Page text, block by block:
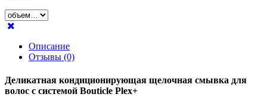
Описание
Отзывы (0)
Деликатная кондиционирующая щелочная смывка для
волос с системой Bouticle Plex+